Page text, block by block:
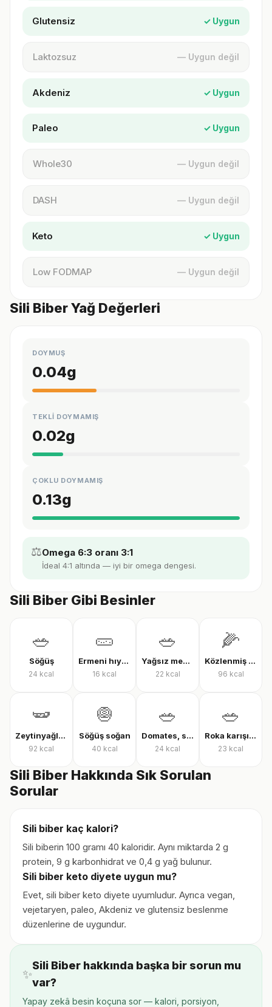
Glutensiz ✓ Uygun
Laktozsuz — Uygun değil
Akdeniz ✓ Uygun
Paleo ✓ Uygun
Whole30 — Uygun değil
DASH — Uygun değil
Keto ✓ Uygun
Low FODMAP — Uygun değil
Sili Biber Yağ Değerleri
DOYMUŞ
0.04g
TEKLİ DOYMAMIŞ
0.02g
ÇOKLU DOYMAMIŞ
0.13g
⚖️Omega 6:3 oranı 3:1
İdeal 4:1 altında — iyi bir omega dengesi.
Sili Biber Gibi Besinler
🥗
Söğüş
24 kcal
🥒
Ermeni hıyarı
16 kcal
🥗
Yağsız mevsim salatası
22 kcal
🌽
Közlenmiş mısır
96 kcal
🫛
Zeytinyağlı çalı fasulyesi
92 kcal
🧅
Söğüş soğan
40 kcal
🥗
Domates, salatalık ve biber salatası
24 kcal
🥗
Roka karışık yeşillik
23 kcal
Sili Biber Hakkında Sık Sorulan
Sorular
Sili biber kaç kalori?
Sili biberin 100 gramı 40 kaloridir. Aynı miktarda 2 g
protein, 9 g karbonhidrat ve 0,4 g yağ bulunur.
Sili biber keto diyete uygun mu?
Evet, sili biber keto diyete uyumludur. Ayrıca vegan,
vejetaryen, paleo, Akdeniz ve glutensiz beslenme
düzenlerine de uygundur.
✨
Sili Biber hakkında başka bir sorun mu
var?
Yapay zekâ besin koçuna sor — kalori, porsiyon,